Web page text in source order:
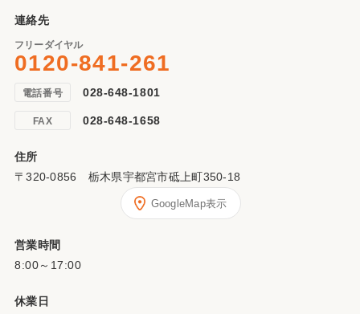
連絡先
フリーダイヤル
0120-841-261
電話番号 028-648-1801
FAX 028-648-1658
住所
〒320-0856 栃木県宇都宮市砥上町350-18
GoogleMap表示
営業時間
8:00～17:00
休業日